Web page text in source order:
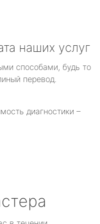
наших услуг
способами, будь то
перевод.
диагностики –